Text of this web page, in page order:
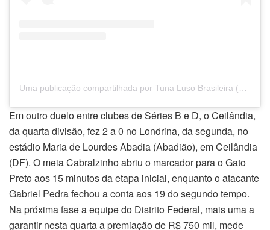
Em outro duelo entre clubes de Séries B e D, o Ceilândia,
da quarta divisão, fez 2 a 0 no Londrina, da segunda, no
estádio Maria de Lourdes Abadia (Abadião), em Ceilândia
(DF). O meia Cabralzinho abriu o marcador para o Gato
Preto aos 15 minutos da etapa inicial, enquanto o atacante
Gabriel Pedra fechou a conta aos 19 do segundo tempo.
Na próxima fase a equipe do Distrito Federal, mais uma a
garantir nesta quarta a premiação de R$ 750 mil, mede